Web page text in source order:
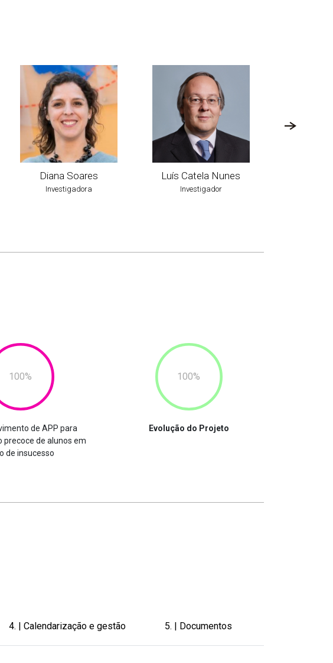
Diana Soares
Investigadora
Luís Catela Nunes
Investigador
100
de APP para
precoce de alunos em
de insucesso
100
Evolução do Projeto
4. | Calendarização e gestão 5. | Documentos